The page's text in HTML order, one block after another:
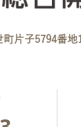
片子5794番地1